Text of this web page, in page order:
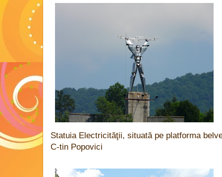
Statuia Electricităţii, situată pe platforma
C-tin Popovici